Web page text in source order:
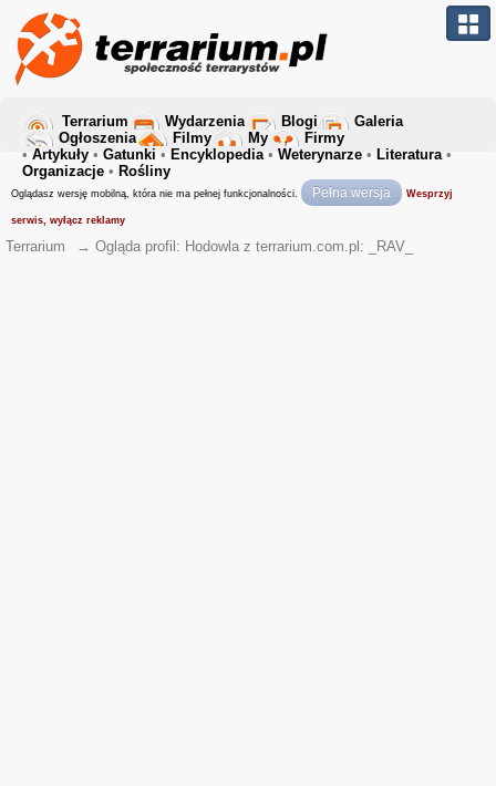
Terrarium Wydarzenia Blogi
Galeria
Ogłoszenia
Filmy My
Firmy
• Artykuły • Gatunki • Encyklopedia• Weterynarze • Literatura•
Organizacje • Rośliny
Oglądasz wersję mobilną, która nie ma pełnej funkcjonalności. Pełna wersja Wesprzyj
serwis, wyłącz reklamy
Terrarium → Ogląda profil: Hodowla z terrarium.com.pl: _RAV_